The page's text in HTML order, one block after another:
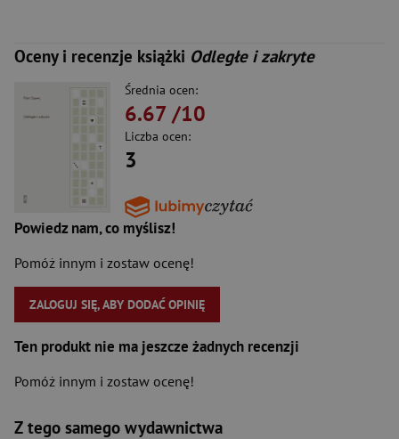
Oceny i recenzje książki Odległe i zakryte
Średnia ocen:
6.67/10
Liczba ocen:
3
Powiedz nam, co myślisz!
Pomóż innym i zostaw ocenę!
ZALOGUJ SIĘ, ABY DODAĆ OPINIĘ
Ten produkt nie ma jeszcze żadnych recenzji
Pomóż innym i zostaw ocenę!
Z tego samego wydawnictwa